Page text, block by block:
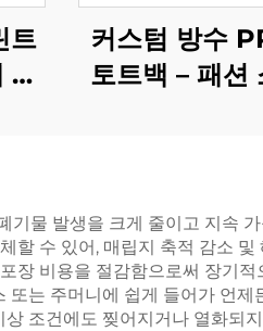
트
뿌
커스텀 방수
토트백 – 패션
기물 발생을 크게 줄이고 지속
할 수 있어, 매립지 축적 감소
장 비용을 절감함으로써 장기
또는 주머니에 쉽게 들어가 언
조건에도 찢어지거나 열화되